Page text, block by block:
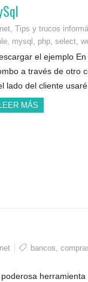
Tips y trucos
mysql php select
el ejemplo
a través de otro
lado del cliente
LEER MÁS
bancos,